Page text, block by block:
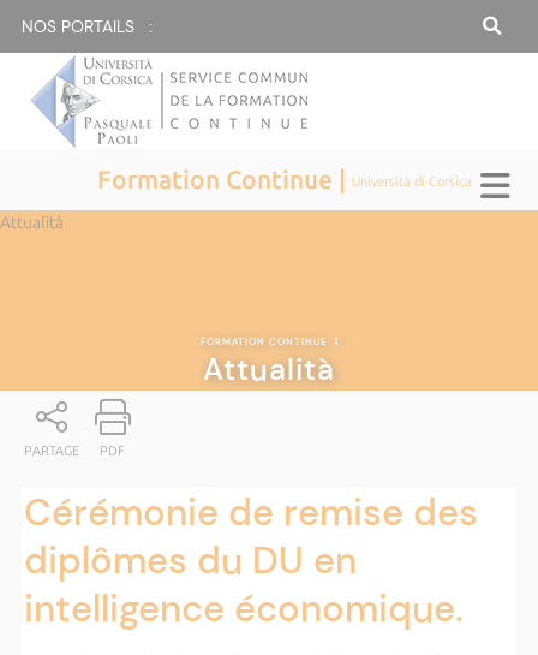
NOS PORTAILS :
Formation Continue | Università di Corsica
Attualità
FORMATION CONTINUE |
Attualità
PARTAGE PDF
Cérémonie de remise des
diplômes du DU en
intelligence économique.